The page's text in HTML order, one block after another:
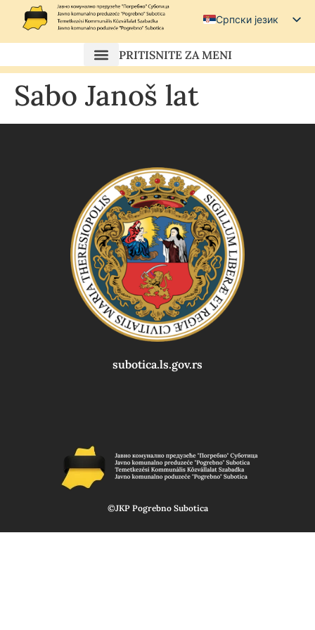
Српски језик
Српски (ћирилица)
Magyar
PRITISNITE ZA MENI
Sabo Janoš lat
subotica.ls.gov.rs
©JKP Pogrebno Subotica